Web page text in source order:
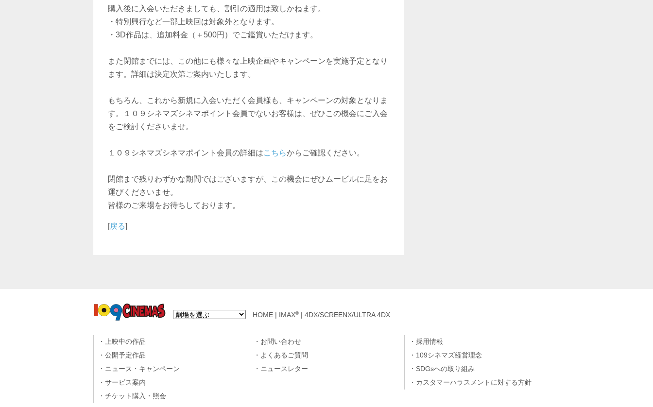
購入後に入会いただきましても、割引の適用は致しかねます。
・特別興行など一部上映回は対象外となります。
・3D作品は、追加料金（＋500円）でご鑑賞いただけます。
また閉館までには、この他にも様々な上映企画やキャンペーンを実施予定となり
ます。詳細は決定次第ご案内いたします。
もちろん、これから新規に入会いただく会員様も、キャンペーンの対象となりま
す。１０９シネマズシネマポイント会員でないお客様は、ぜひこの機会にご入会
をご検討くださいませ。
１０９シネマズシネマポイント会員の詳細はこちらからご確認ください。
閉館まで残りわずかな期間ではございますが、この機会にぜひムービルに足をお
運びくださいませ。
皆様のご来場をお待ちしております。
[戻る]
HOME IMAX®| 4DX/SCREENX/ULTRA 4DX
上映中の作品
公開予定作品
ニュース・キャンペーン
サービス案内
チケット購入・照会
お問い合わせ
よくあるご質問
ニュースレター
採用情報
109シネマズ経営理念
SDGsへの取り組み
カスタマーハラスメントに対する方針